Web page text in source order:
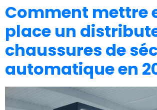
Comment mettre
place un
chaussures de
automatique en